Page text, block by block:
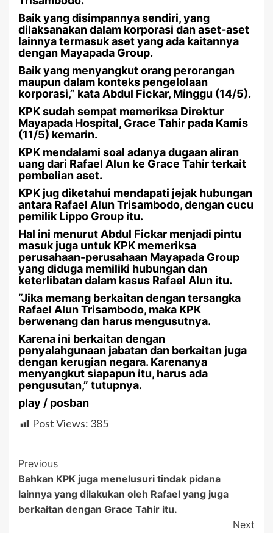
Baik yang disimpannya sendiri, yang
dilaksanakan dalam korporasi dan aset-aset
lainnya termasuk aset yang ada kaitannya
dengan Mayapada Group.
Baik yang menyangkut orang perorangan
maupun dalam konteks pengelolaan
korporasi,” kata Abdul Fickar, Minggu (14/5).
KPK sudah sempat memeriksa Direktur
Mayapada Hospital, Grace Tahir pada Kamis
(11/5) kemarin.
KPK mendalami soal adanya dugaan aliran
uang dari Rafael Alun ke Grace Tahir terkait
pembelian aset.
KPK jug diketahui mendapati jejak hubungan
antara Rafael Alun Trisambodo, dengan cucu
pemilik Lippo Group itu.
Hal ini menurut Abdul Fickar menjadi pintu
masuk juga untuk KPK memeriksa
perusahaan-perusahaan Mayapada Group
yang diduga memiliki hubungan dan
keterlibatan dalam kasus Rafael Alun itu.
“Jika memang berkaitan dengan tersangka
Rafael Alun Trisambodo, maka KPK
berwenang dan harus mengusutnya.
Karena ini berkaitan dengan
penyalahgunaan jabatan dan berkaitan juga
dengan kerugian negara. Karenanya
menyangkut siapapun itu, harus ada
pengusutan,” tutupnya.
play / posban
Post Views: 385
Post
Navigation
Previous
Bahkan KPK juga menelusuri tindak pidana
lainnya yang dilakukan oleh Rafael yang juga
berkaitan dengan Grace Tahir itu.
Next